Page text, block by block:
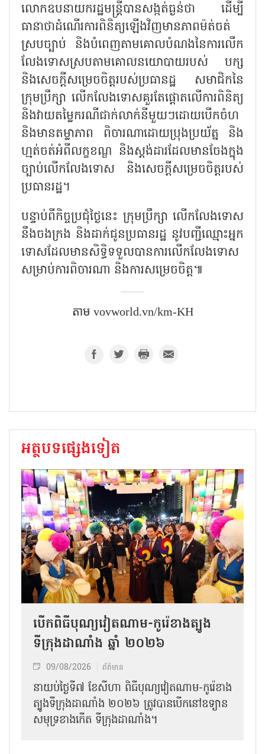
លោកឧបនាយករដ្ឋមន្ត្រីបានសង្កត់ធ្ងន់ថា ដើម្បី
ធានាថាដំណើរការពិនិត្យឡើងវិញមានភាពម៉ត់ចត់
ស្របច្បាប់ និងបំពេញតាមគោលបំណងនៃការលើក
លែងទោសស្របតាមគោលនយោបាយរបស់ បក្ស
និងសេចក្តីសម្រេចចិត្តរបស់ប្រធានដ្ឋ សមាជិកនៃ
ក្រុមប្រឹក្សា លើកលែងទោសគួរតែផ្តោតលើការពិនិត្យ
និងវាយតម្លៃករណីជាក់លាក់នីមួយៗដោយបើកចំហ
និងមានតម្លាភាព ពិចារណាដោយប្រុងប្រយ័ត្ន និង
ហ្មត់ចត់អំពីលក្ខខណ្ឌ និងស្តង់ដារដែលមានចែងក្នុង
ច្បាប់លើកលែងទោស និងសេចក្តីសម្រេចចិត្តរបស់
ប្រធានរដ្ឋ។
បន្ទាប់ពីកិច្ចប្រជុំថ្ងៃនេះ ក្រុមប្រឹក្សា លើកលែងទោស
នឹងចងក្រង និងដាក់ជូនប្រធានរដ្ឋ នូវបញ្ជីឈ្មោះអ្នក
ទោសដែលមានសិទ្ធិទទួលបានការលើកលែងទោស
សម្រាប់ការពិចារណា និងការសម្រេចចិត្ត៕
តាម vovworld.vn/km-KH
អត្ថបទផ្សេងទៀត
បើកពិធីបុណ្យវៀតណាម-កូរ៉េខាងត្បូង
ទីក្រុងដាណាំង ឆ្នាំ ២០២៦
09/08/2026 ព័ត៌មាន
នាយប់ថ្ងៃទី៧ ខែសីហា ពិធីបុណ្យវៀតណាម-កូរ៉េខាង
ត្បូងទីក្រុងដាណាំង ២០២៦ ត្រូវបានបើកនៅឧទ្យាន
សមុទ្រខាងកើត ទីក្រុងដាណាំង។